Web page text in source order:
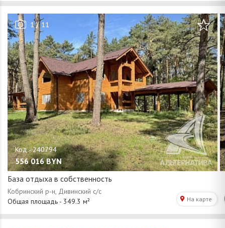
1/11
556 016 BYN
База отдыха в собственность